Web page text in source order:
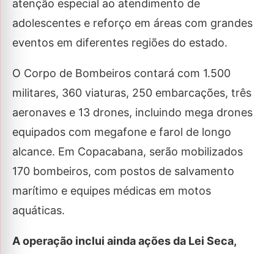
atenção especial ao atendimento de
adolescentes e reforço em áreas com grandes
eventos em diferentes regiões do estado.
O Corpo de Bombeiros contará com 1.500
militares, 360 viaturas, 250 embarcações, três
aeronaves e 13 drones, incluindo mega drones
equipados com megafone e farol de longo
alcance. Em Copacabana, serão mobilizados
170 bombeiros, com postos de salvamento
marítimo e equipes médicas em motos
aquáticas.
A operação inclui ainda ações da Lei Seca,